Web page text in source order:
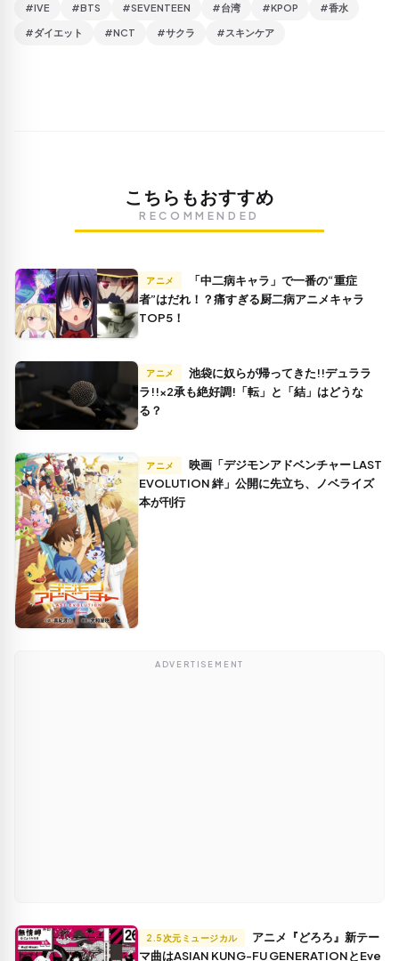
#IVE #BTS #SEVENTEEN #台湾 #KPOP #香水
#ダイエット #NCT #サクラ #スキンケア
こちらもおすすめ
RECOMMENDED
アニメ
者”はだれ！？痛すぎる厨二病アニメキャラ
TOP5！
アニメ
ラ!!×2承も絶好調!「転」と「結」はどうな
る？
アニメ
EVOLUTION 絆」公開に先立ち、ノベライズ
本が刊行
ADVERTISEMENT
2.5次元ミュージカル
マ曲はASIAN KUNG-FU GENERATIONとEve